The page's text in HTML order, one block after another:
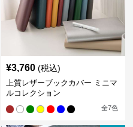
¥3,760 (税込)
上質レザーブックカバー ミニマ
ルコレクション
全7色